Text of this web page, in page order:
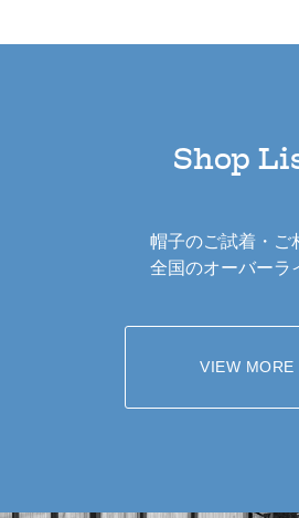
Shop
帽子のご試着・ご
全国のオーバーラ
VIEW MORE